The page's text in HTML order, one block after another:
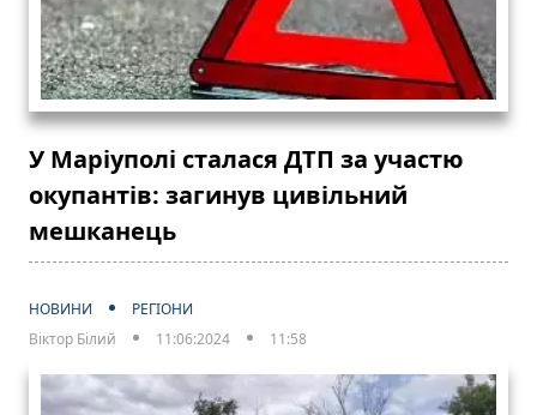
У Маріуполі сталася ДТП за участю
окупантів: загинув цивільний
мешканець
НОВИНИ
РЕГІОНИ
Віктор Білий
11:06:2024 11:58